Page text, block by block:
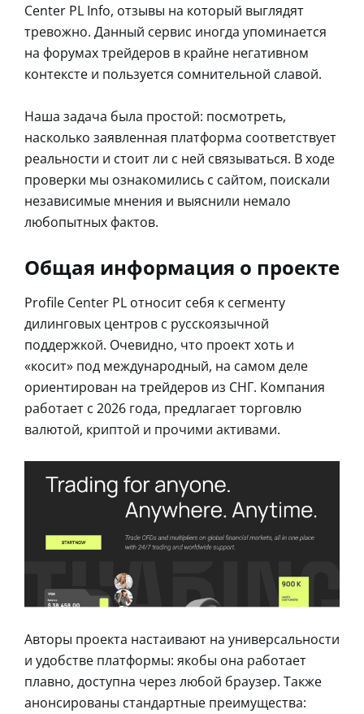
Center PL Info, отзывы на который выглядят
тревожно. Данный сервис иногда упоминается
на форумах трейдеров в крайне негативном
контексте и пользуется сомнительной славой.
Наша задача была простой: посмотреть,
насколько заявленная платформа соответствует
реальности и стоит ли с ней связываться. В ходе
проверки мы ознакомились с сайтом, поискали
независимые мнения и выяснили немало
любопытных фактов.
Общая информация о проекте
Profile Center PL относит себя к сегменту
дилинговых центров с русскоязычной
поддержкой. Очевидно, что проект хоть и
«косит» под международный, на самом деле
ориентирован на трейдеров из СНГ. Компания
работает с 2026 года, предлагает торговлю
валютой, криптой и прочими активами.
Авторы проекта настаивают на универсальности
и удобстве платформы: якобы она работает
плавно, доступна через любой браузер. Также
анонсированы стандартные преимущества: